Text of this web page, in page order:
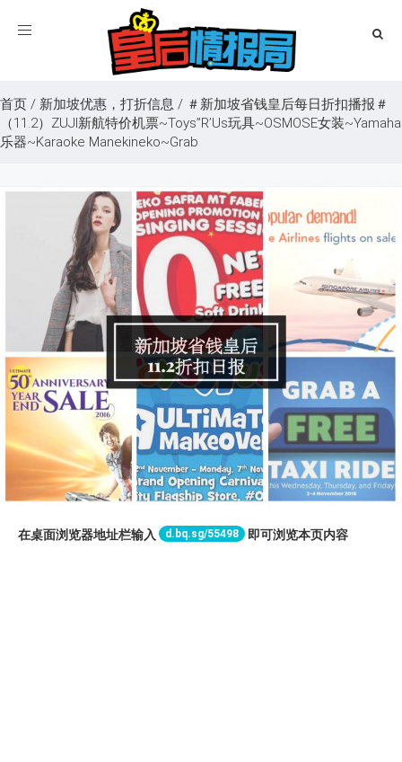
Toggle
首页 / 新加坡优惠，打折信息 / ＃新加坡省钱皇后每日折扣播报＃
（11.2）ZUJI新航特价机票~Toys”R’Us玩具~OSMOSE女装~Yamaha
乐器~Karaoke Manekineko~Grab
在桌面浏览器地址栏输入 d.bq.sg/55498 即可浏览本页内容